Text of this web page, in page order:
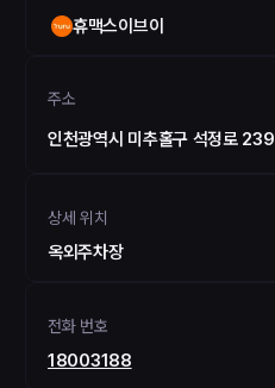
휴맥스이브이
주소
인천광역시 미추홀구 석정로 239
상세 위치
옥외주차장
전화 번호
18003188